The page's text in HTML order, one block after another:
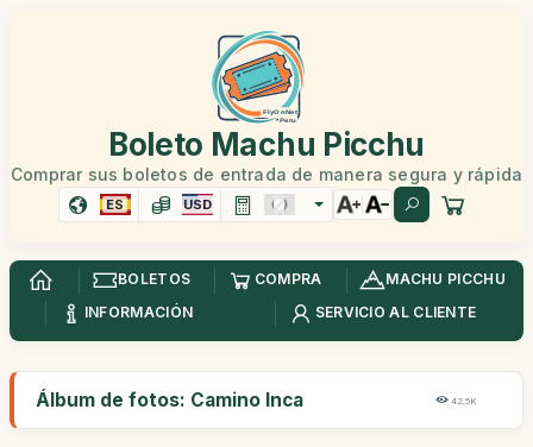
Boleto Machu Picchu
Comprar sus boletos de entrada de manera segura y rápida
ES USD
BOLETOS COMPRA
MACHU PICCHU
INFORMACIÓN
SERVICIO AL CLIENTE
Álbum de fotos: Camino Inca 42,5K